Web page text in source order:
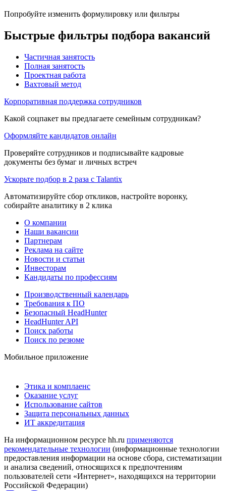
Попробуйте изменить формулировку или фильтры
Быстрые фильтры подбора вакансий
Частичная занятость
Полная занятость
Проектная работа
Вахтовый метод
Корпоративная поддержка сотрудников
Какой соцпакет вы предлагаете семейным сотрудникам?
Оформляйте кандидатов онлайн
Проверяйте сотрудников и подписывайте кадровые
документы без бумаг и личных встреч
Ускорьте подбор в 2 раза с Talantix
Автоматизируйте сбор откликов, настройте воронку,
собирайте аналитику в 2 клика
О компании
Наши вакансии
Партнерам
Реклама на сайте
Новости и статьи
Инвесторам
Кандидаты по профессиям
Производственный календарь
Требования к ПО
Безопасный HeadHunter
HeadHunter API
Поиск работы
Поиск по резюме
Мобильное приложение
Этика и комплаенс
Оказание услуг
Использование сайтов
Защита персональных данных
ИТ аккредитация
На информационном ресурсе hh.ru применяются
рекомендательные технологии (информационные технологии
предоставления информации на основе сбора, систематизации
и анализа сведений, относящихся к предпочтениям
пользователей сети «Интернет», находящихся на территории
Российской Федерации)